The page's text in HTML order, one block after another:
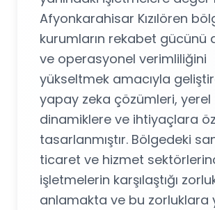
Afyonkarahisar Kızılören
kurumların rekabet gücünü
ve operasyonel verimliliğini
yükseltmek amacıyla
yapay zeka çözümleri, yerel
dinamiklere ve ihtiyaçlara
tasarlanmıştır. Bölgedeki
ticaret ve hizmet
işletmelerin karşılaştığı
anlamakta ve bu zorluklara